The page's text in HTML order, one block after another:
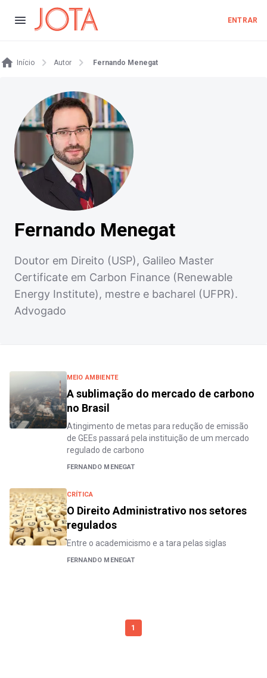
ENTRAR
Início Autor Fernando Menegat
Fernando Menegat
Doutor em Direito (USP), Galileo Master
Certificate em Carbon Finance (Renewable
Energy Institute), mestre e bacharel (UFPR).
Advogado
MEIO AMBIENTE
A sublimação do mercado de carbono
no Brasil
Atingimento de metas para redução de emissão
de GEEs passará pela instituição de um mercado
regulado de carbono
FERNANDO MENEGAT
CRÍTICA
O Direito Administrativo nos setores
regulados
Entre o academicismo e a tara pelas siglas
FERNANDO MENEGAT
1